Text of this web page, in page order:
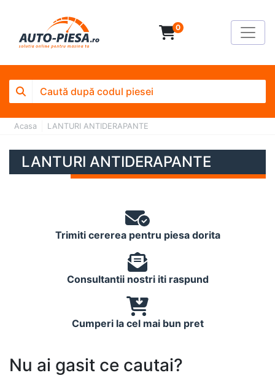
0
Acasa LANTURI ANTIDERAPANTE
LANTURI ANTIDERAPANTE
Trimiti cererea pentru piesa dorita
Consultantii nostri iti raspund
Cumperi la cel mai bun pret
Nu ai gasit ce cautai?